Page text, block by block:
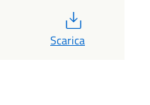
Scarica